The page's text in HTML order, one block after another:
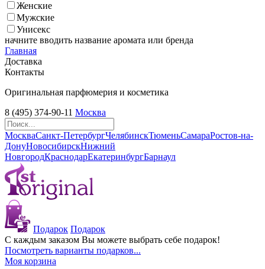
Женские
Мужские
Унисекс
начните вводить название аромата или бренда
Главная
Доставка
Контакты
Оригинальная парфюмерия и косметика
8 (495) 374-90-11 Москва
МоскваСанкт-ПетербургЧелябинскТюменьСамараРостов-на-
ДонуНовосибирскНижний
НовгородКраснодарЕкатеринбургБарнаул
Подарок Подарок
С каждым заказом Вы можете выбрать себе подарок!
Посмотреть варианты подарков...
Моя корзина